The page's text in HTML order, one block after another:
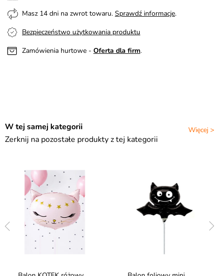
Masz 14 dni na zwrot towaru. Sprawdź informacje.
Bezpieczeństwo użytkowania produktu
Zamówienia hurtowe - Oferta dla firm.
Więcej >
W tej samej kategorii
Zerknij na pozostałe produkty z tej kategorii